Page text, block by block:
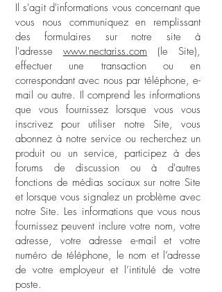
Il s'agit d'informations vous concernant que
vous nous communiquez en remplissant
des formulaires sur notre site à
l'adresse www.nectariss.com (le Site),
effectuer une transaction ou en
correspondant avec nous par téléphone, e-
mail ou autre. Il comprend les informations
que vous fournissez lorsque vous vous
inscrivez pour utiliser notre Site, vous
abonnez à notre service ou recherchez un
produit ou un service, participez à des
forums de discussion ou à d'autres
fonctions de médias sociaux sur notre Site
et lorsque vous signalez un problème avec
notre Site. Les informations que vous nous
fournissez peuvent inclure votre nom, votre
adresse, votre adresse e-mail et votre
numéro de téléphone, le nom et l’adresse
de votre employeur et l’intitulé de votre
poste.